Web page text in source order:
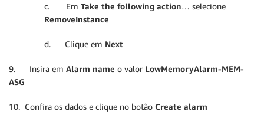
c. Em Take the following action… selecione
RemoveInstance
d. Clique em Next
9. Insira em Alarm name o valor LowMemoryAlarm-MEM-
ASG
10. Confira os dados e clique no botão Create alarm